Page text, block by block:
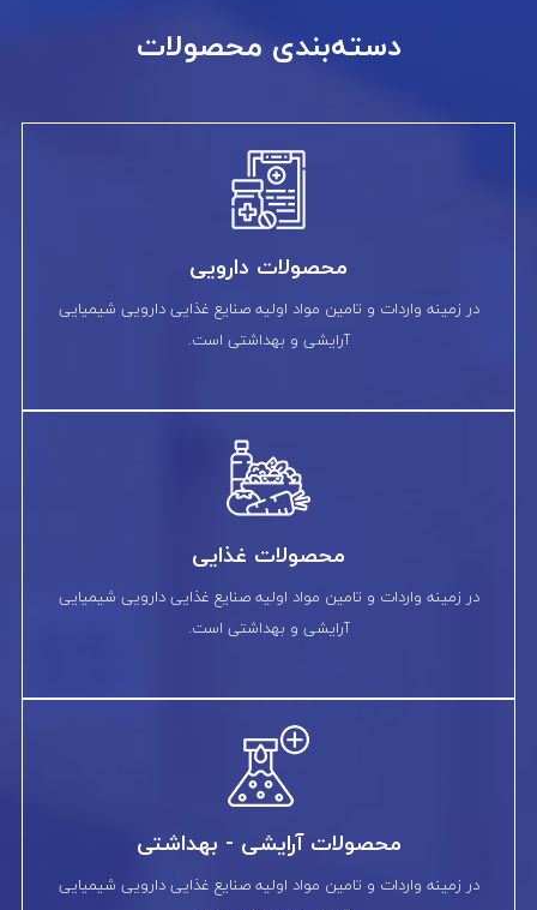
دسته‌بندی محصولات
محصولات دارویی
در زمینه واردات و تامین مواد اولیه صنایع غذایی دارویی شیمیایی
آرایشی و بهداشتی است.
محصولات غذایی
در زمینه واردات و تامین مواد اولیه صنایع غذایی دارویی شیمیایی
آرایشی و بهداشتی است.
محصولات آرایشی - بهداشتی
در زمینه واردات و تامین مواد اولیه صنایع غذایی دارویی شیمیایی